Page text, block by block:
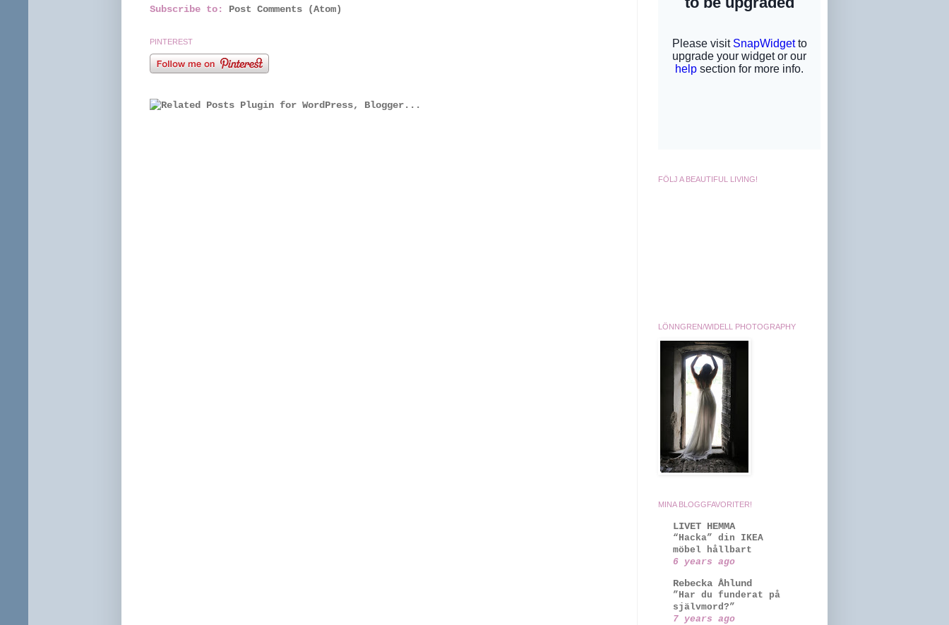
Subscribe to: Post Comments (Atom)
PINTEREST
FÖLJ A BEAUTIFUL LIVING!
LÖNNGREN/WIDELL PHOTOGRAPHY
MINA BLOGGFAVORITER!
LIVET HEMMA
“Hacka” din IKEA
möbel hållbart
6 years ago
Rebecka Åhlund
”Har du funderat på
självmord?”
7 years ago